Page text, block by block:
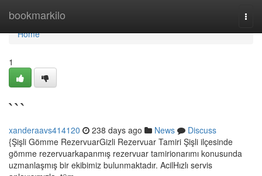
bookmarkilo
Home
Home
1
```
xanderaavs414120 238 days ago News
Discuss
{Şişli Gömme RezervuarGizli Rezervuar Tamiri Şişli ilçesinde
gömme rezervuarkapanmış rezervuar tamirionarımı konusunda
uzmanlaşmış bir ekibimiz bulunmaktadır. AcilHızlı servis